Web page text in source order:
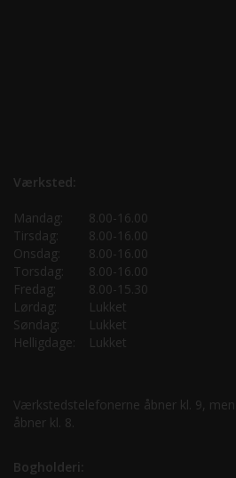
Værksted:
Mandag:
8.00-16.00
Tirsdag:
8.00-16.00
Onsdag:
8.00-16.00
Torsdag:
8.00-16.00
Fredag:
8.00-15.30
Lørdag:
Lukket
Søndag:
Lukket
Helligdage:
Lukket
Værkstedstelefonerne åbner kl. 9,
åbner kl. 8.
Bogholderi: